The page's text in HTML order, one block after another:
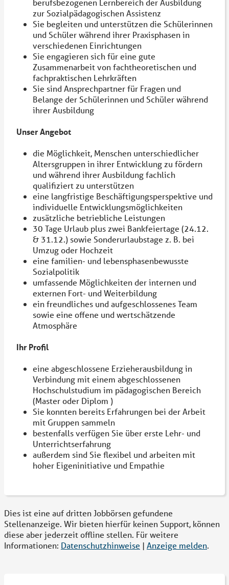
berufsbezogenen Lernbereich der Ausbildung
zur Sozialpädagogischen Assistenz
Sie begleiten und unterstützen die Schülerinnen
und Schüler während ihrer Praxisphasen in
verschiedenen Einrichtungen
Sie engagieren sich für eine gute
Zusammenarbeit von fachtheoretischen und
fachpraktischen Lehrkräften
Sie sind Ansprechpartner für Fragen und
Belange der Schülerinnen und Schüler während
ihrer Ausbildung
Unser Angebot
die Möglichkeit, Menschen unterschiedlicher
Altersgruppen in ihrer Entwicklung zu fördern
und während ihrer Ausbildung fachlich
qualifiziert zu unterstützen
eine langfristige Beschäftigungsperspektive und
individuelle Entwicklungsmöglichkeiten
zusätzliche betriebliche Leistungen
30 Tage Urlaub plus zwei Bankfeiertage (24.12.
& 31.12.) sowie Sonderurlaubstage z. B. bei
Umzug oder Hochzeit
eine familien- und lebensphasenbewusste
Sozialpolitik
umfassende Möglichkeiten der internen und
externen Fort- und Weiterbildung
ein freundliches und aufgeschlossenes Team
sowie eine offene und wertschätzende
Atmosphäre
Ihr Profil
eine abgeschlossene Erzieherausbildung in
Verbindung mit einem abgeschlossenen
Hochschulstudium im pädagogischen Bereich
(Master oder Diplom )
Sie konnten bereits Erfahrungen bei der Arbeit
mit Gruppen sammeln
bestenfalls verfügen Sie über erste Lehr- und
Unterrichtserfahrung
außerdem sind Sie flexibel und arbeiten mit
hoher Eigeninitiative und Empathie
Dies ist eine auf dritten Jobbörsen gefundene
Stellenanzeige. Wir bieten hierfür keinen Support, können
diese aber jederzeit offline stellen. Für weitere
Informationen: Datenschutzhinweise | Anzeige melden.